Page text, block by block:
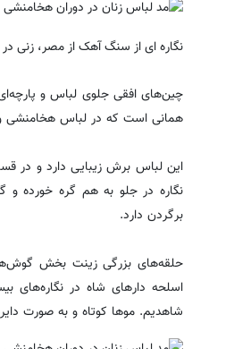
نگاره ای از سنگ آهک از مصر، زنی در
چین‌های افقی جلوی لباس و
همانی است که در لباس هخامنشی
این لباس برش زیبایی دارد و در
نگاره در جلو به هم گره خورده و
برگردن دارد.
حلقه‌های بزرگی زینت بخش
اسلحه دارهای شاه در نگاره‌های
شاهدیم. موها کوتاه و به صورت